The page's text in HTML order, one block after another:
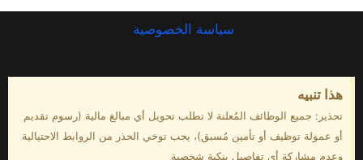
سياسة الخصوصية
هذا تنبيه
تحذير: جميع الوظائف المُعلنة لا تطلب تحويل أي مبالغ مالية (رسوم تقديم
أو عمولة توظيف أو تأمين مُسبق)، يجب توخي الحذر من الروابط الاحتيالية
وعدم مشاركة أي تفاصيل بنكية شخصية